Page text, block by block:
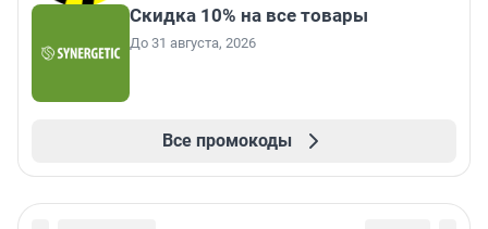
Скидка 10% на все товары
До 31 августа, 2026
Все промокоды